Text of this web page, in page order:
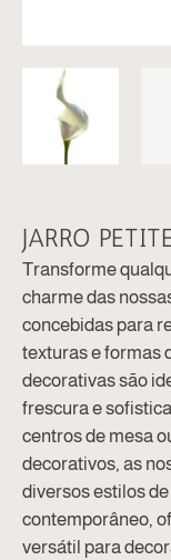
JARRO
Transforme
charme das
concebidas para
texturas e formas
decorativas são
frescura e
centros de mesa
decorativos, as
diversos estilos
contemporâneo,
versátil para